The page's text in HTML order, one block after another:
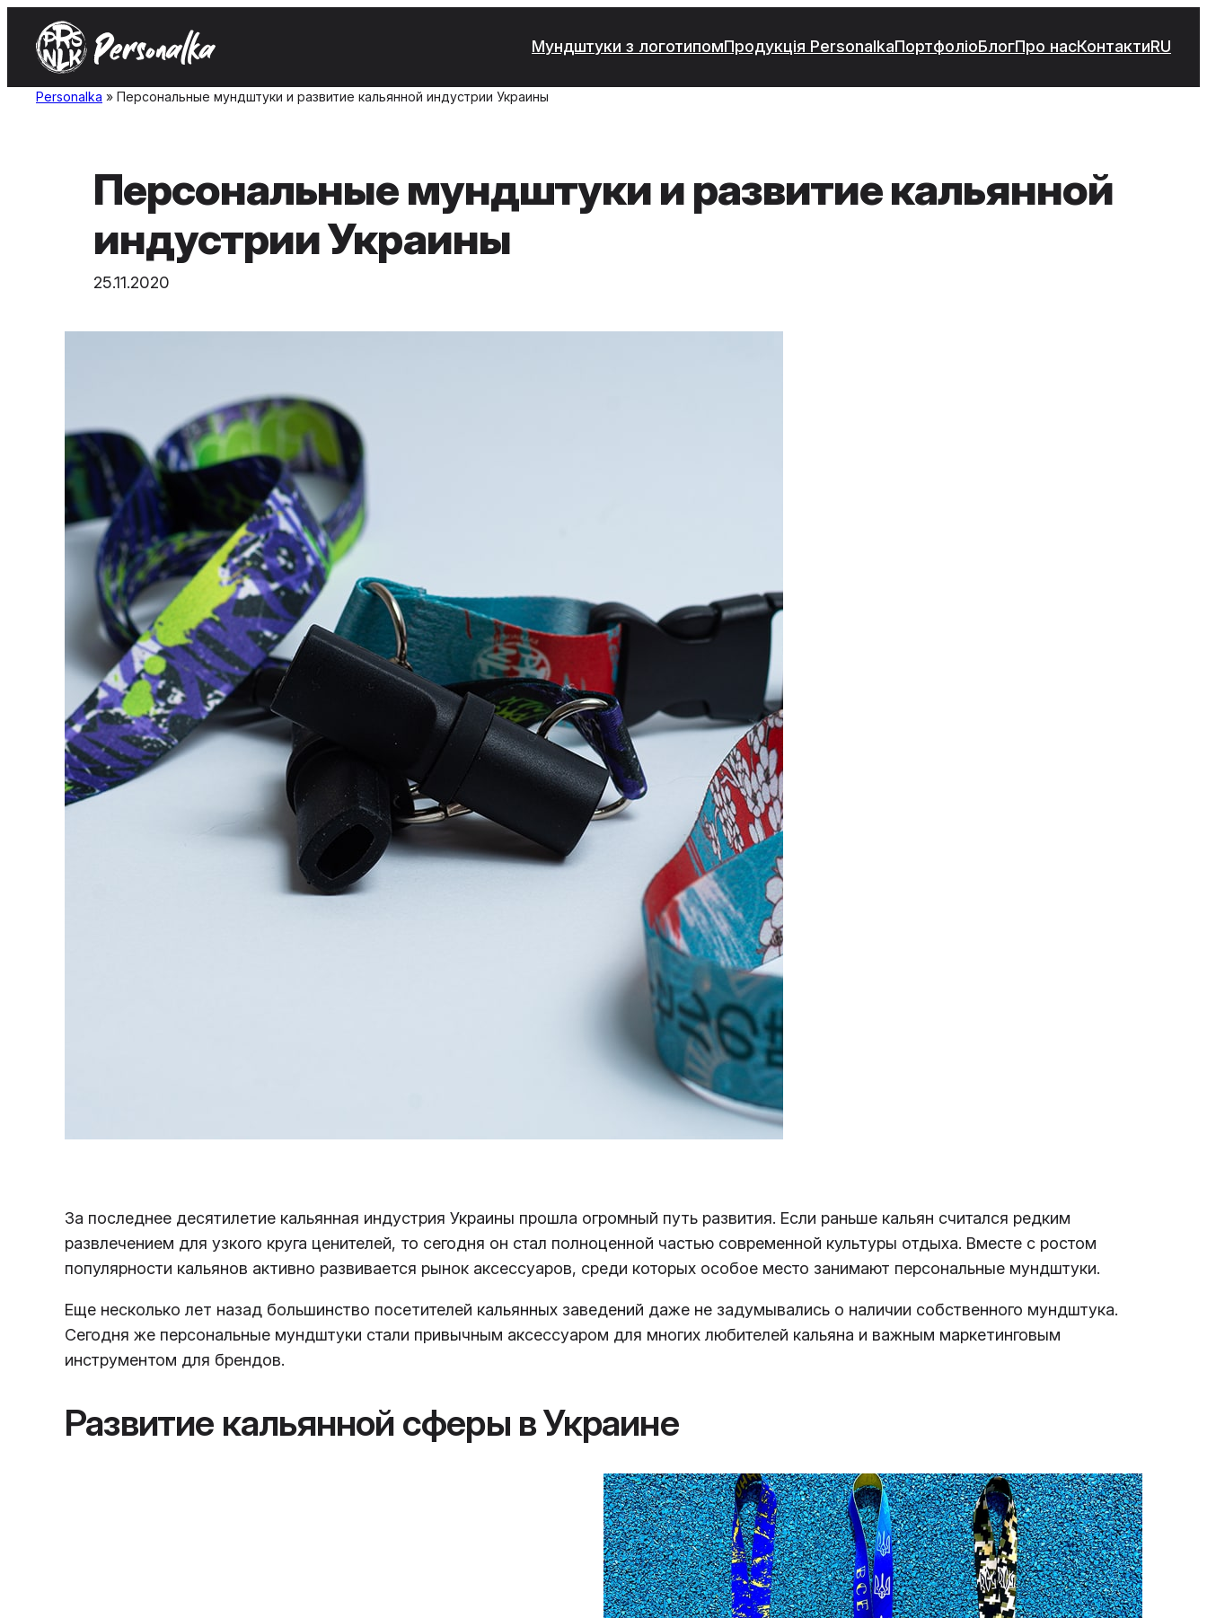
content
Мундштуки з логотипомПродукція PersonalkaПортфоліоБлогПро насКонтактиRU
Personalka » Персональные мундштуки и развитие кальянной индустрии Украины
Персональные мундштуки и развитие кальянной
индустрии Украины
25.11.2020
За последнее десятилетие кальянная индустрия Украины прошла огромный путь развития. Если раньше кальян считался редким
развлечением для узкого круга ценителей, то сегодня он стал полноценной частью современной культуры отдыха. Вместе с ростом
популярности кальянов активно развивается рынок аксессуаров, среди которых особое место занимают персональные мундштуки.
Еще несколько лет назад большинство посетителей кальянных заведений даже не задумывались о наличии собственного мундштука.
Сегодня же персональные мундштуки стали привычным аксессуаром для многих любителей кальяна и важным маркетинговым
инструментом для брендов.
Развитие кальянной сферы в Украине